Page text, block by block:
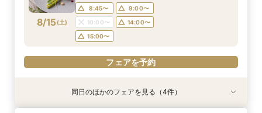
16:00〜
フェアを予約
18:00〜
フェアを予約
8/15(土)
8:45〜
9:00〜
10:00〜
14:00〜
15:00〜
フェアを予約
特典あり同日のほかのフェアを見る（4件）